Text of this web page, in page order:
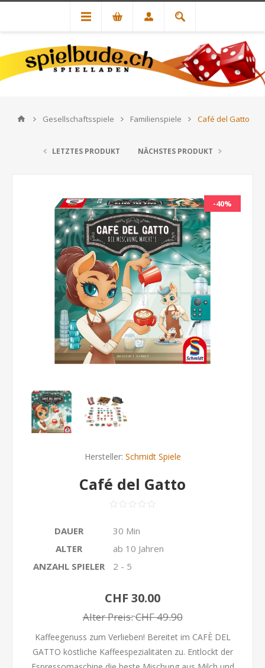
Gesellschaftsspiele Familienspiele Café del Gatto
LETZTES PRODUKT NÄCHSTES PRODUKT
-40%
Hersteller: Schmidt Spiele
Café del Gatto
DAUER
30 Min
ALTER
ab 10 Jahren
ANZAHL SPIELER
2 - 5
CHF 30.00
Alter Preis:CHF 49.90
Kaffeegenuss zum Verlieben! Bereitet im CAFÈ DEL
GATTO köstliche Kaffeespezialitäten zu. Entlockt der